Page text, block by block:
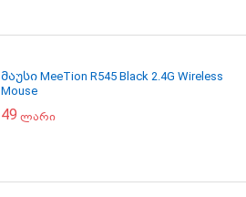
მაუსი MeeTion R545 Black 2.4G Wireless
Mouse
49 ლარი